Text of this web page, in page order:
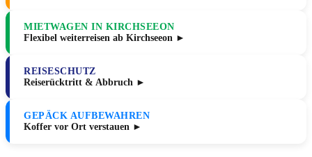
MIETWAGEN IN KIRCHSEEON
Flexibel weiterreisen ab Kirchseeon ►
REISESCHUTZ
Reiserücktritt & Abbruch ►
GEPÄCK AUFBEWAHREN
Koffer vor Ort verstauen ►